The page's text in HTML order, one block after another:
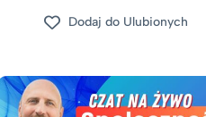
Dodaj do Ulubionych